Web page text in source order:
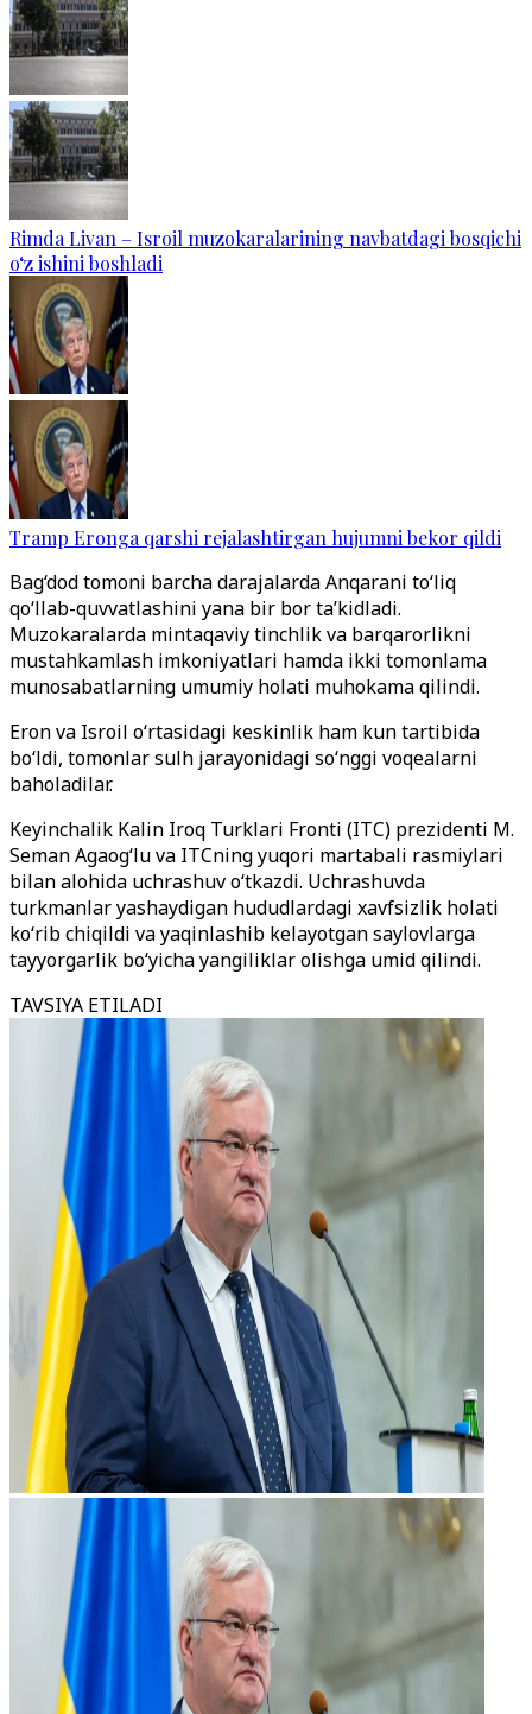
Rimda Livan – Isroil muzokaralarining navbatdagi bosqichi
o‘z ishini boshladi
Tramp Eronga qarshi rejalashtirgan hujumni bekor qildi
Bag‘dod tomoni barcha darajalarda Anqarani to‘liq
qo‘llab-quvvatlashini yana bir bor ta’kidladi.
Muzokaralarda mintaqaviy tinchlik va barqarorlikni
mustahkamlash imkoniyatlari hamda ikki tomonlama
munosabatlarning umumiy holati muhokama qilindi.
Eron va Isroil o‘rtasidagi keskinlik ham kun tartibida
bo‘ldi, tomonlar sulh jarayonidagi so‘nggi voqealarni
baholadilar.
Keyinchalik Kalin Iroq Turklari Fronti (ITC) prezidenti M.
Seman Agaog‘lu va ITCning yuqori martabali rasmiylari
bilan alohida uchrashuv o‘tkazdi. Uchrashuvda
turkmanlar yashaydigan hududlardagi xavfsizlik holati
ko‘rib chiqildi va yaqinlashib kelayotgan saylovlarga
tayyorgarlik bo‘yicha yangiliklar olishga umid qilindi.
TAVSIYA ETILADI